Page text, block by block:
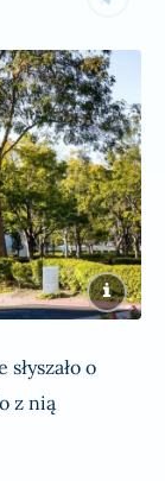
o
z nią